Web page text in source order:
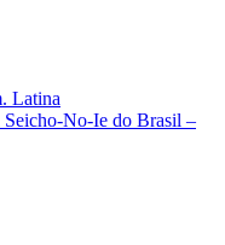
Latina
Seicho-No-Ie do Brasil –